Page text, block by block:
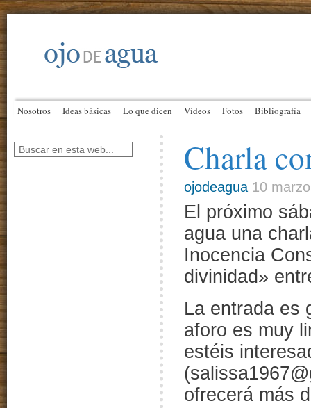
Nosotros Ideas básicas Lo que dicen Vídeos Fotos Bibliografía
Charla
ojodeagua 10
El próximo
agua una
Inocencia
divinidad»
La entrada es
aforo es muy
estéis
ofrecerá más